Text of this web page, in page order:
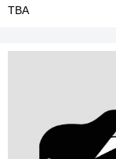
TBA